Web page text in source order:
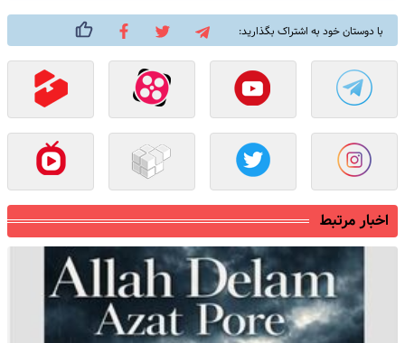
با دوستان خود به اشتراک بگذارید:
اخبار مرتبط